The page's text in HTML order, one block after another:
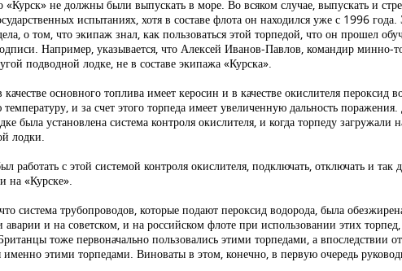
не должны были выпускать в море. Во всяком случае, выпускать и
испытаниях, хотя в составе флота он находился уже с 1996
о том, что экипаж знал, как пользоваться этой торпедой, что он прошел
Например, указывается, что Алексей Иванов-Павлов, командир минно-
подводной лодке, не в составе экипажа «Курска».
основного топлива имеет керосин и в качестве окислителя пероксид
и за счет этого торпеда имеет увеличенную дальность
была установлена система контроля окислителя, и когда торпеду
лодки.
работать с этой системой контроля окислителя, подключать, отключать и
на «Курске».
система трубопроводов, которые подают пероксид водорода, была
и на советском, и на российском флоте при использовании этих
тоже первоначально пользовались этими торпедами, а впоследствии
именно этими торпедами. Виноваты в этом, конечно, в первую очередь